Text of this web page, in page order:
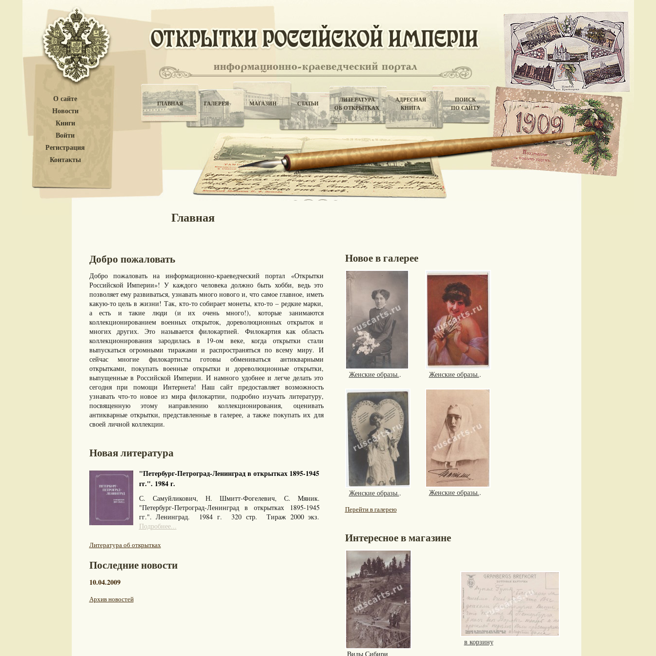
О сайте
Новости
Книги
Войти
Регистрация
Контакты
ГЛАВНАЯ ГАЛЕРЕЯ МАГАЗИН СТАТЬИ
ЛИТЕРАТУРА
ОБ ОТКРЫТКАХ
АДРЕСНАЯ
КНИГА
ПОИСК
ПО САЙТУ
Главная
Добро пожаловать
Добро пожаловать на информационно-краеведческий портал «Открытки
Российской Империи»! У каждого человека должно быть хобби, ведь это
позволяет ему развиваться, узнавать много нового и, что самое главное, иметь
какую-то цель в жизни! Так, кто-то собирает монеты, кто-то – редкие марки,
а есть и такие люди (и их очень много!), которые занимаются
коллекционированием военных открыток, дореволюционных открыток и
многих других. Это называется филокартией. Филокартия как область
коллекционирования зародилась в 19-ом веке, когда открытки стали
выпускаться огромными тиражами и распространяться по всему миру. И
сейчас многие филокартисты готовы обмениваться антикварными
открытками, покупать военные открытки и дореволюционные открытки,
выпущенные в Российской Империи. И намного удобнее и легче делать это
сегодня при помощи Интернета! Наш сайт предоставляет возможность
узнавать что-то новое из мира филокартии, подробно изучать литературу,
посвященную этому направлению коллекционирования, оценивать
антикварные открытки, представленные в галерее, а также покупать их для
своей личной коллекции.
Новая литература
"Петербург-Петроград-Ленинград в открытках 1895-1945
гг.". 1984 г.
С. Самуйликович, Н. Шмитт-Фогелевич, С. Мяник.
"Петербург-Петроград-Ленинград в открытках 1895-1945
гг.". Ленинград. 1984 г. 320 стр. Тираж 2000 экз.
Подробнее...
Литература об открытках
Последние новости
10.04.2009
Архив новостей
Новое в галерее
Женские образы.. Женские образы..
Женские образы.. Женские образы..
Перейти в галерею
Интересное в магазине
Виды Сибири
в корзину